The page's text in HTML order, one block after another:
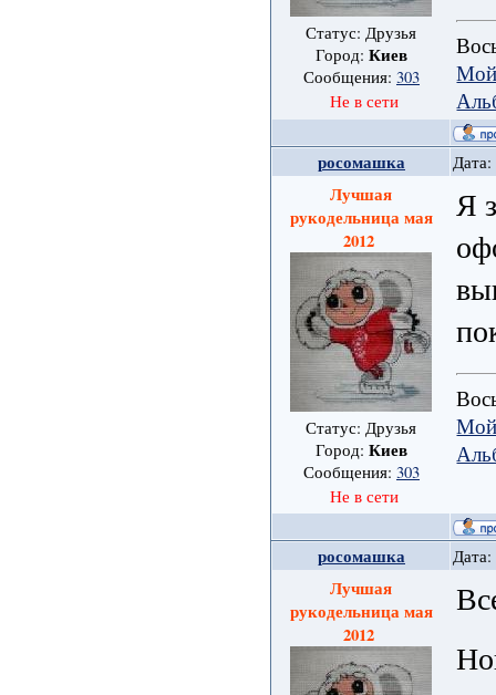
Статус: Друзья
Город: Киев
Сообщения: 303
Не в сети
росомашка Дата:
Лучшая
рукодельница мая
2012
Статус: Друзья
Город: Киев
Сообщения: 303
Не в сети
Я
росомашка Дата:
Лучшая
рукодельница мая
2012